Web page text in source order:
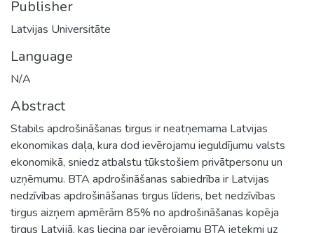
Publisher
Latvijas Universitāte
Language
N/A
Abstract
Stabils apdrošināšanas tirgus ir neatņemama Latvijas
ekonomikas daļa, kura dod ievērojamu ieguldījumu valsts
ekonomikā, sniedz atbalstu tūkstošiem privātpersonu un
uzņēmumu. BTA apdrošināšanas sabiedrība ir Latvijas
nedzīvības apdrošināšanas tirgus līderis, bet nedzīvības
tirgus aizņem apmērām 85% no apdrošināšanas kopēja
tirgus Latvijā, kas liecina par ievērojamu BTA ietekmi uz